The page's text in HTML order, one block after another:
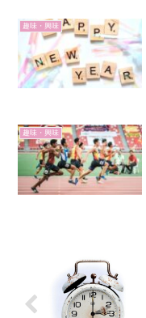
趣味・興味
趣味・興味